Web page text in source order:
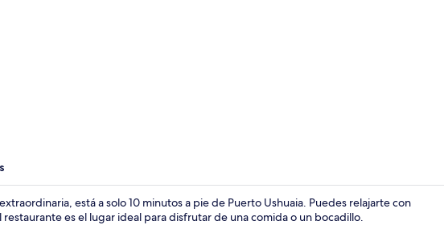
está a solo 10 minutos a pie de Puerto Ushuaia. Puedes relajarte con
es el lugar ideal para disfrutar de una comida o un bocadillo.